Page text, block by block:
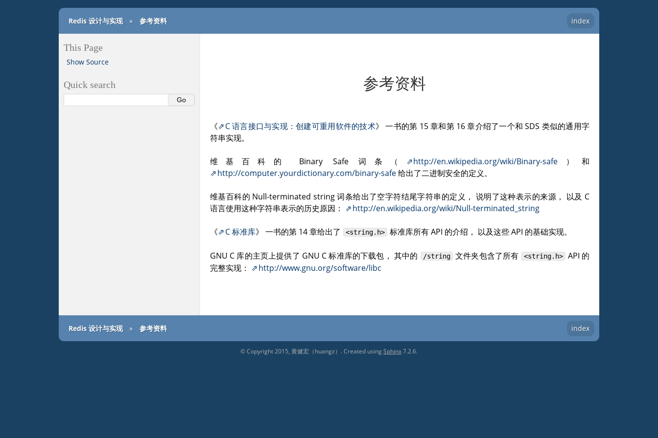
index
Redis 设计与实现 » 参考资料
参考资料
《 C 语言接口与实现：创建可重用软件的技术》 一书的第 15 章和第 16 章介绍了一个和 SDS 类似的通用字
符串实现。
维基百科的 Binary Safe 词条（ http://en.wikipedia.org/wiki/Binary-safe ）和
http://computer.yourdictionary.com/binary-safe给出了二进制安全的定义。
维基百科的 Null-terminated string 词条给出了空字符结尾字符串的定义， 说明了这种表示的来源， 以及 C
语言使用这种字符串表示的历史原因：
http://en.wikipedia.org/wiki/Null-terminated_string
《 C 标准库》 一书的第 14 章给出了 <string.h> 标准库所有 API 的介绍， 以及这些 API 的基础实现。
GNU C 库的主页上提供了 GNU C 标准库的下载包， 其中的 /string 文件夹包含了所有 <string.h>
API 的
完整实现：
http://www.gnu.org/software/libc
This Page
Show Source
Quick search
index
Redis 设计与实现 » 参考资料
© Copyright 2015, 黄健宏（huangz）. Created usingSphinx7.2.6.